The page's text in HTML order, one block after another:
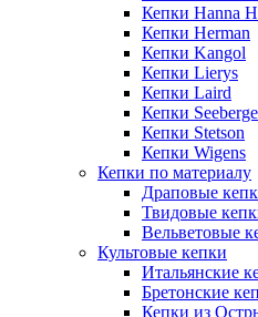
Кепки Hanna
Кепки Herman
Кепки Kangol
Кепки Lierys
Кепки Laird
Кепки
Кепки Stetson
Кепки Wigens
Кепки по материалу
Драповые
Твидовые
Вельветовые
Культовые кепки
Итальянские
Бретонские
Кепки из